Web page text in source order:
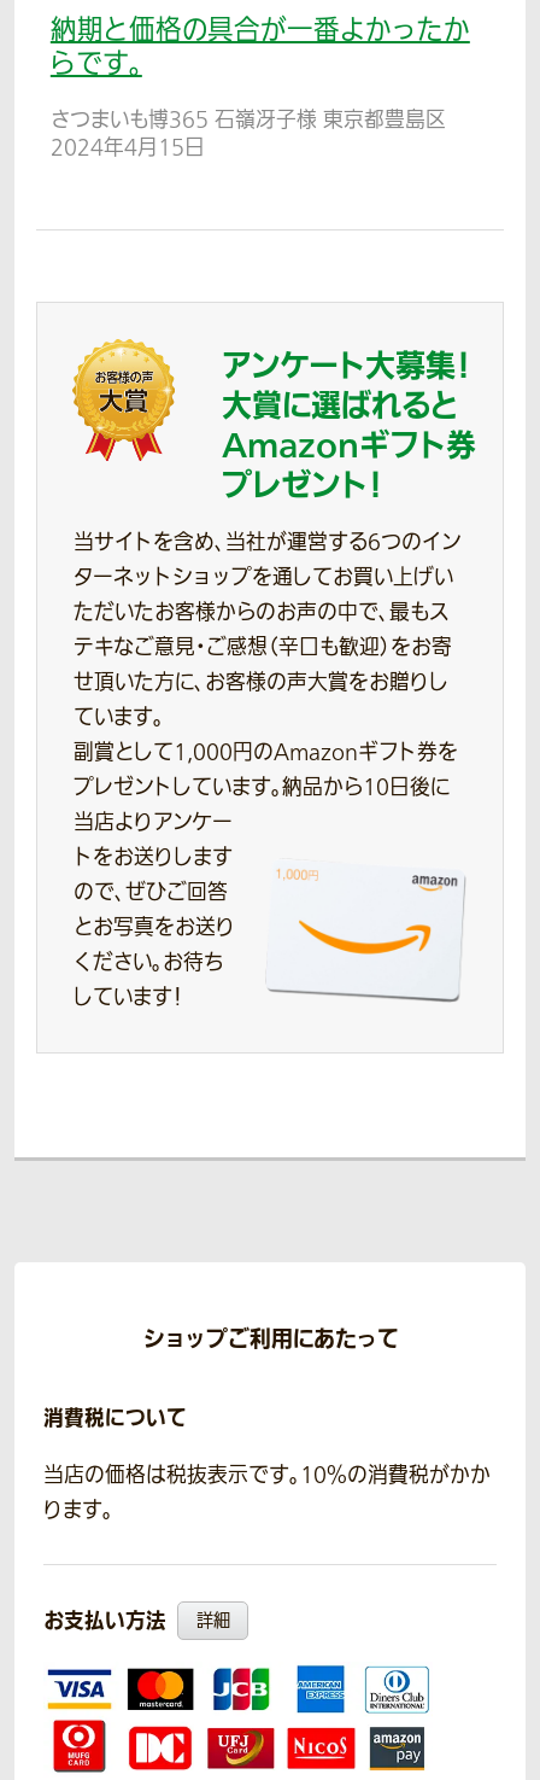
納期と価格の具合が一番よかったか
らです。
さつまいも博365 石嶺冴子様 東京都豊島区
2024年4月15日
アンケート大募集！
大賞に選ばれると
Amazonギフト券
プレゼント！
当サイトを含め、当社が運営する6つのイン
ターネットショップを通してお買い上げい
ただいたお客様からのお声の中で、最もス
テキなご意見・ご感想（辛口も歓迎）をお寄
せ頂いた方に、お客様の声大賞をお贈りし
ています。
副賞として1,000円のAmazonギフト券を
プレゼントしています。納品から10日後に
当店よりアンケー
トをお送りします
ので、ぜひご回答
とお写真をお送り
ください。お待ち
しています！
ショップご利用にあたって
消費税について
当店の価格は税抜表示です。10％の消費税がかか
ります。
お支払い方法 詳細